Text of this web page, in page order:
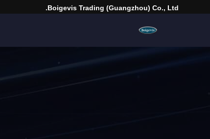
Boigevis Trading (guangzhou) Co., Ltd.